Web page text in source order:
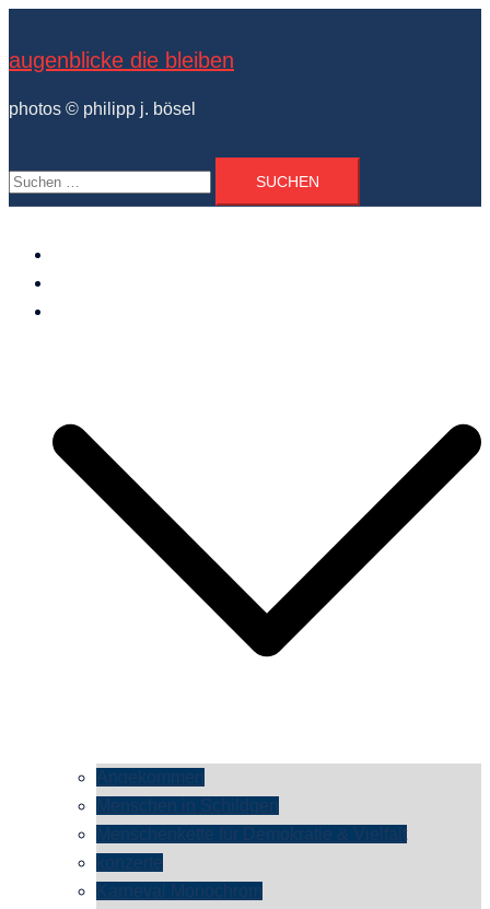
springen
augenblicke die bleiben
photos © philipp j. bösel
Suchen
nach:
Angekommen
Menschen in Schildgen
Menschenkette für Demokratie & Vielfalt
konzerte
Karneval Monochrom